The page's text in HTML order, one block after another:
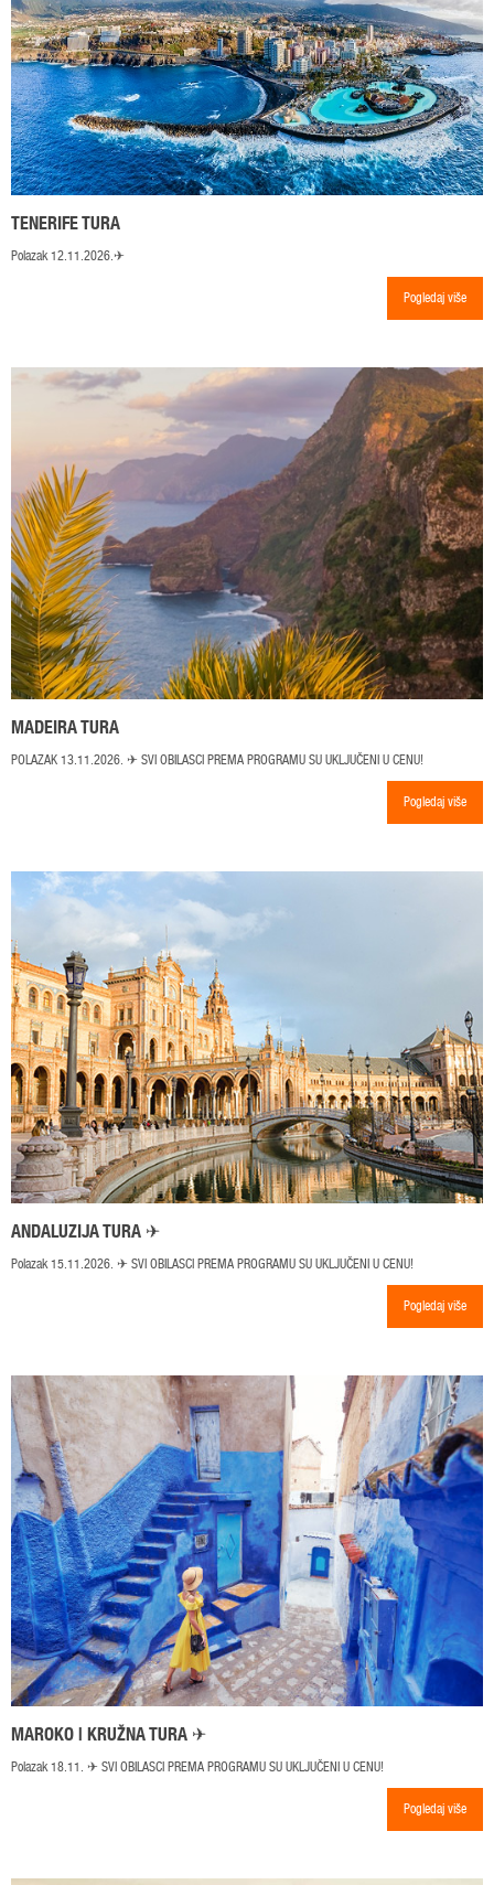
TENERIFE TURA
Polazak 12.11.2026.✈
Pogledaj više
MADEIRA TURA
POLAZAK 13.11.2026. ✈ SVI OBILASCI PREMA PROGRAMU SU UKLJUČENI U CENU!
Pogledaj više
ANDALUZIJA TURA ✈
Polazak 15.11.2026. ✈ SVI OBILASCI PREMA PROGRAMU SU UKLJUČENI U CENU!
Pogledaj više
MAROKO | KRUŽNA TURA ✈
Polazak 18.11. ✈ SVI OBILASCI PREMA PROGRAMU SU UKLJUČENI U CENU!
Pogledaj više